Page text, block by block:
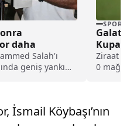
daha
Salah'ı
geniş yankı
SPOR
Kupa
Ziraat
0
İsmail Köybaşı’nın